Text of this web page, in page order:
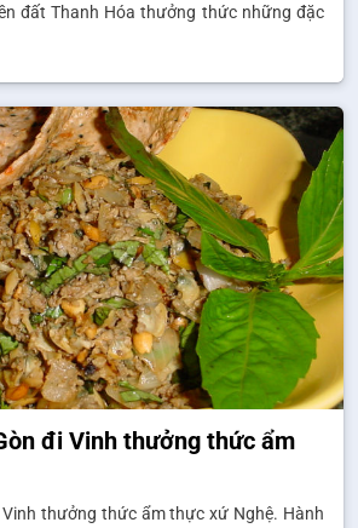
đất Thanh Hóa thưởng thức những đặc
đi Vinh thưởng thức ẩm
Vinh thưởng thức ẩm thực xứ Nghệ. Hành